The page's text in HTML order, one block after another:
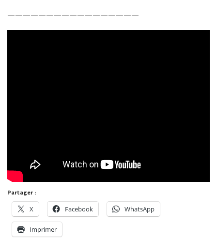
—————————————————
Partager :
X Facebook WhatsApp
Imprimer